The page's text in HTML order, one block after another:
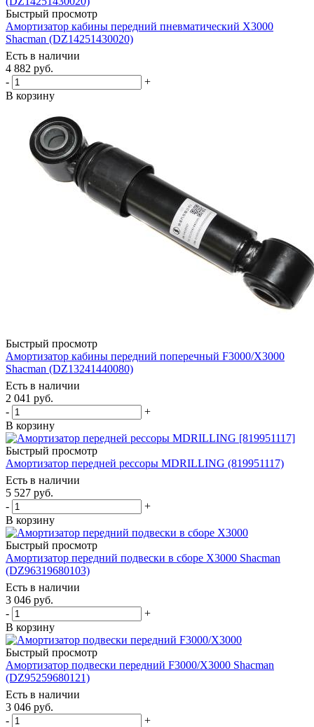
Быстрый просмотр
Амортизатор кабины передний пневматический Х3000
Shacman (DZ14251430020)
Есть в наличии
4 882 руб.
-
+
В корзину
Быстрый просмотр
Амортизатор кабины передний поперечный F3000/Х3000
Shacman (DZ13241440080)
Есть в наличии
2 041 руб.
-
+
В корзину
Быстрый просмотр
Амортизатор передней рессоры MDRILLING (819951117)
Есть в наличии
5 527 руб.
-
+
В корзину
Быстрый просмотр
Амортизатор передний подвески в сборе Х3000 Shacman
(DZ96319680103)
Есть в наличии
3 046 руб.
-
+
В корзину
Быстрый просмотр
Амортизатор подвески передний F3000/Х3000 Shacman
(DZ95259680121)
Есть в наличии
3 046 руб.
-
+